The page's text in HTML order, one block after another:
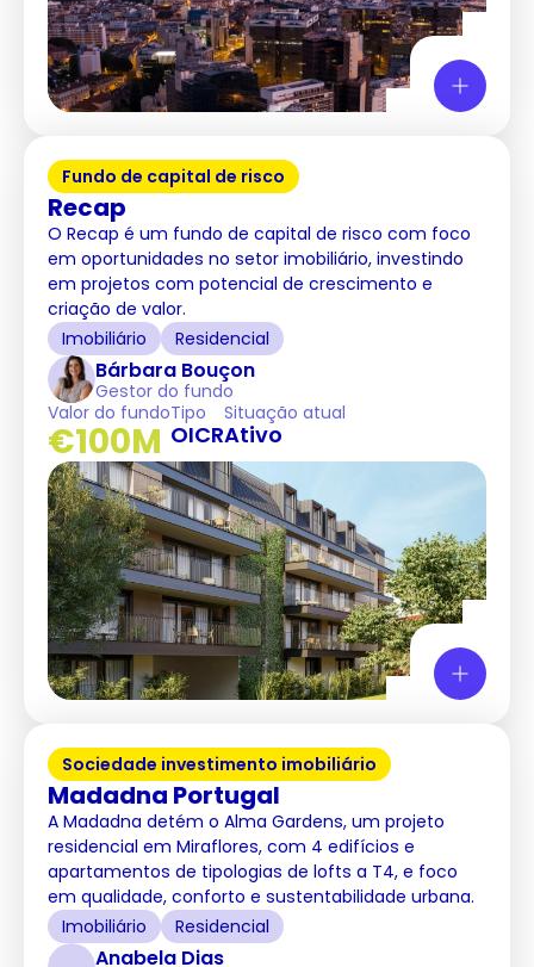
Fundo de capital de risco
Recap
O Recap é um fundo de capital de risco com foco
em oportunidades no setor imobiliário, investindo
em projetos com potencial de crescimento e
criação de valor.
Imobiliário
Residencial
Bárbara Bouçon
Gestor do fundo
Valor do fundo
€100M
Tipo
OICR
Situação atual
Ativo
Sociedade investimento imobiliário
Madadna Portugal
A Madadna detém o Alma Gardens, um projeto
residencial em Miraflores, com 4 edifícios e
apartamentos de tipologias de lofts a T4, e foco
em qualidade, conforto e sustentabilidade urbana.
Imobiliário
Residencial
Anabela Dias